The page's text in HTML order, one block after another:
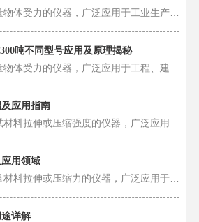
拉力计是一种用于测量物体受力的仪器，广泛应用于工业生产、科学研究、质检等领域。不同型号的拉力计适用于不同范围的力量测试，能够准确测量并记录物体受到的张力、压力或弯曲力等物理量。在本文中，我们将全面介绍1至300吨拉力计的性……
吨不同型号应用及原理揭秘
应用指南
用领域
拉力计是一种用于测量材料拉伸或压缩力的仪器，广泛应用于各个行业中的质量控制、材料测试和工程研究等领域。不同型号的拉力计适用于不同范围的拉力测试，从1吨到800吨不等，甚至更大。本文将介绍各种型号的拉力计，以及它们的原理、构……
详解